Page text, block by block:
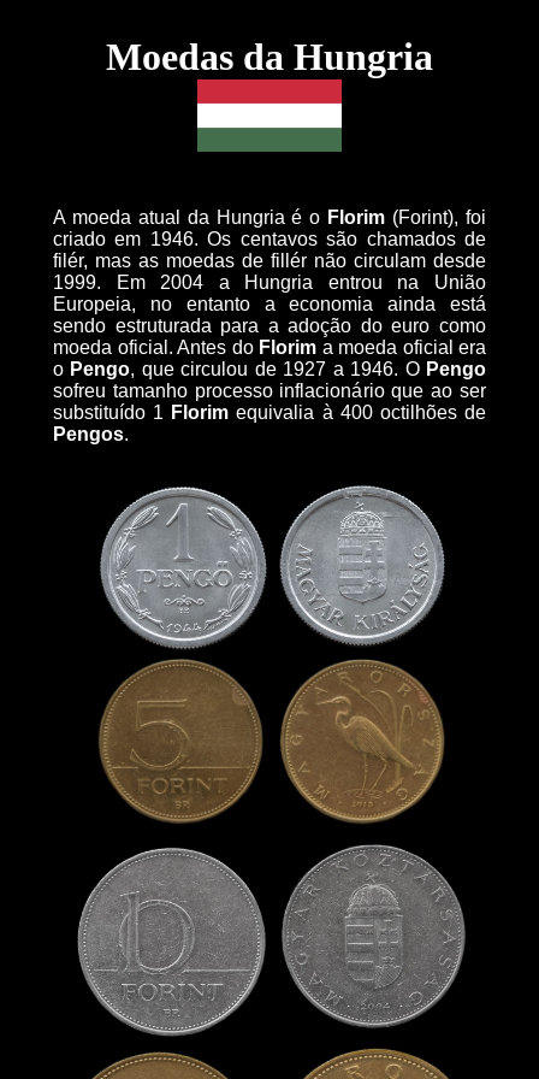
Moedas da Hungria
A moeda atual da Hungria é o Florim (Forint), foi
criado em 1946. Os centavos são chamados de
filér, mas as moedas de fillér não circulam desde
1999. Em 2004 a Hungria entrou na União
Europeia, no entanto a economia ainda está
sendo estruturada para a adoção do euro como
moeda oficial. Antes do Florim a moeda oficial era
o Pengo, que circulou de 1927 a 1946. O Pengo
sofreu tamanho processo inflacionário que ao ser
substituído 1 Florim equivalia à 400 octilhões de
Pengos.